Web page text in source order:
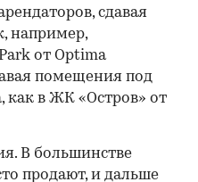
сдавая
например,
от Optima
помещения под
как в ЖК «Остров» от
В большинстве
продают, и дальше